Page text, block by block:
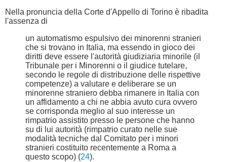
Nella pronuncia della Corte d'Appello di Torino è ribadita
l'assenza di
un automatismo espulsivo dei minorenni stranieri
che si trovano in Italia, ma essendo in gioco dei
diritti deve essere l'autorità giudiziaria minorile (il
Tribunale per i Minorenni o il giudice tutelare,
secondo le regole di distribuzione delle rispettive
competenze) a valutare e deliberare se un
minorenne straniero debba rimanere in Italia con
un affidamento a chi ne abbia avuto cura ovvero
se corrisponda meglio al suo interesse un
rimpatrio assistito presso le persone che hanno
su di lui autorità (rimpatrio curato nelle sue
modalità tecniche dal Comitato per i minori
stranieri costituito recentemente a Roma a
questo scopo) (24).